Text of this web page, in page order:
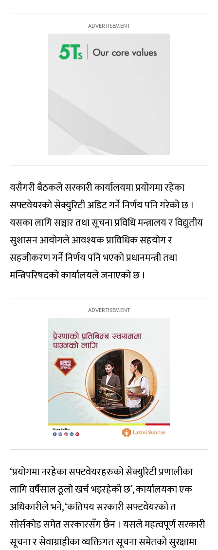
यसैगरी बैठकले सरकारी कार्यालयमा प्रयोगमा रहेका
सफ्टवेयरको सेक्युरिटी अडिट गर्ने निर्णय पनि गरेको छ ।
यसका लागि सञ्चार तथा सूचना प्रविधि मन्त्रालय र विद्युतीय
सुशासन आयोगले आवश्यक प्राविधिक सहयोग र
सहजीकरण गर्ने निर्णय पनि भएको प्रधानमन्त्री तथा
मन्त्रिपरिषदको कार्यालयले जनाएको छ ।
‘प्रयोगमा नरहेका सफ्टवेयरहरुको सेक्युरिटी प्रणालीका
लागि वर्षैसाल ठूलो खर्च भइरहेको छ’, कार्यालयका एक
अधिकारीले भने, ‘कतिपय सरकारी सफ्टवेयरको त
सोर्सकोड समेत सरकारसँग छैन । यसले महत्वपूर्ण सरकारी
सूचना र सेवाग्राहीका व्यक्तिगत सूचना समेतको सुरक्षामा